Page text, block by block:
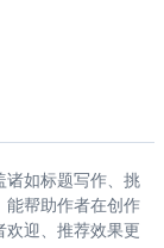
诸如标题写作、挑
能帮助作者在创作
迎、推荐效果更